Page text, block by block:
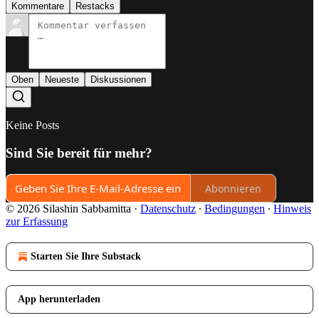
Kommentare Restacks
Oben Neueste Diskussionen
Keine Posts
Sind Sie bereit für mehr?
Abonnieren
© 2026 Silashin Sabbamitta · Datenschutz ∙ Bedingungen ∙ Hinweis
zur Erfassung
Starten Sie Ihre Substack
App herunterladen